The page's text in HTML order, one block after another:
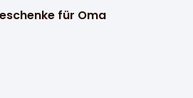
für Oma